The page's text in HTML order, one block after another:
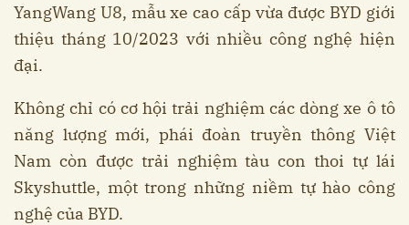
YangWang U8, mẫu xe cao cấp vừa được BYD giới
thiệu tháng 10/2023 với nhiều công nghệ hiện
đại.
Không chỉ có cơ hội trải nghiệm các dòng xe ô tô
năng lượng mới, phái đoàn truyền thông Việt
Nam còn được trải nghiệm tàu con thoi tự lái
Skyshuttle, một trong những niềm tự hào công
nghệ của BYD.